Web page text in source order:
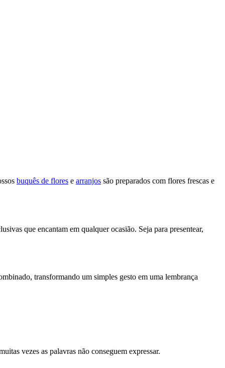
buquês de flores e arranjos são preparados com flores frescas e
que encantam em qualquer ocasião. Seja para presentear,
transformando um simples gesto em uma lembrança
vezes as palavras não conseguem expressar.